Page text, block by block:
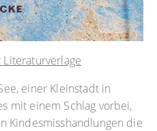
Literaturverlage
einer Kleinstadt in
mit einem Schlag vorbei,
Kindesmisshandlungen die